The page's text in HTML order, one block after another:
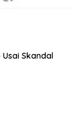
Skandal